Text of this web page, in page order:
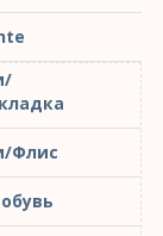
Флис